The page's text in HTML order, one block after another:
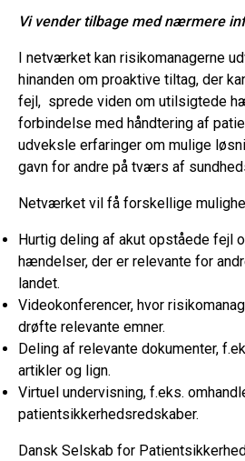
Vi vender tilbage med nærmere
I netværket kan risikomanagerne
hinanden om proaktive tiltag, der
fejl, sprede viden om utilsigtede
forbindelse med håndtering af
udveksle erfaringer om mulige
gavn for andre på tværs af
Netværket vil få forskellige
Hurtig deling af akut opståede fejl
hændelser, der er relevante for
landet.
Videokonferencer, hvor
drøfte relevante emner.
Deling af relevante dokumenter,
artikler og lign.
Virtuel undervisning, f.eks.
patientsikkerhedsredskaber.
Dansk Selskab for